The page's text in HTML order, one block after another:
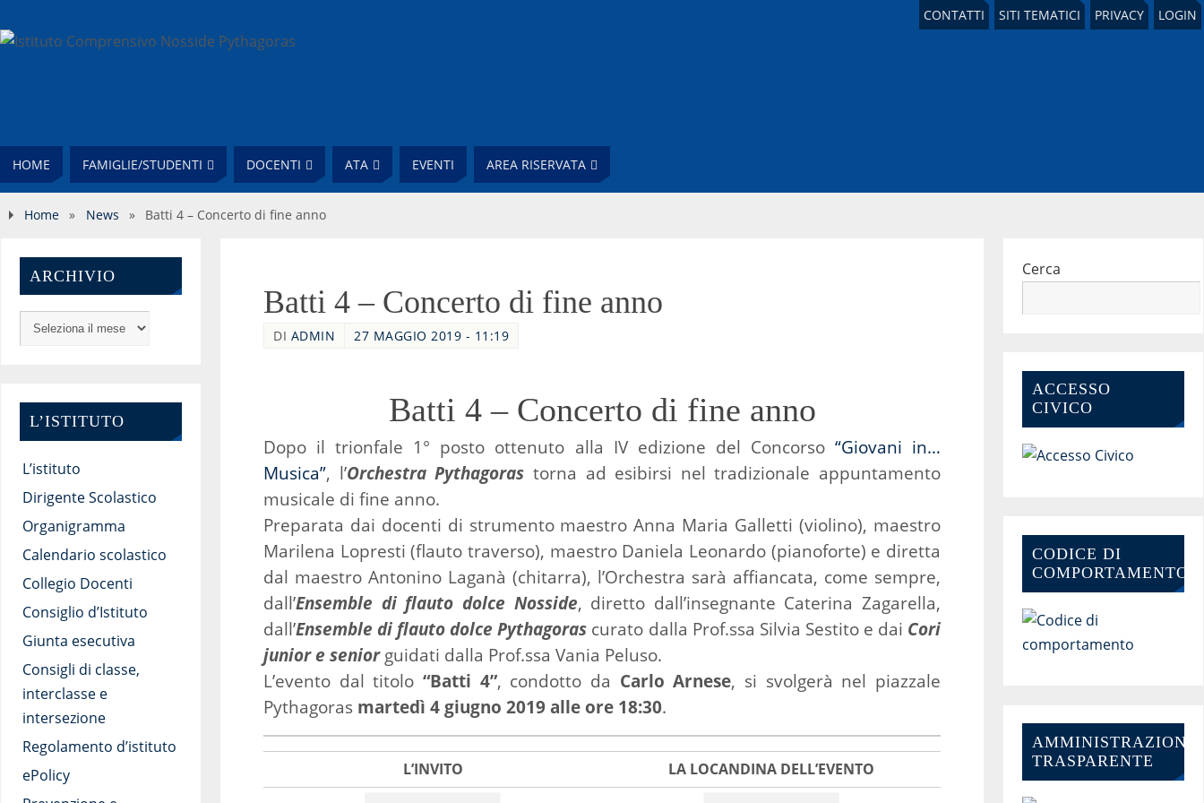
CONTATTI SITI TEMATICI PRIVACY LOGIN
HOME FAMIGLIE/STUDENTI DOCENTI ATA EVENTI AREA RISERVATA
Home » News » Batti 4 – Concerto di fine anno
Batti 4 – Concerto di fine anno
DI ADMIN 27 MAGGIO 2019 - 11:19
Batti 4 – Concerto di fine anno
Dopo il trionfale 1° posto ottenuto alla IV edizione del Concorso “Giovani in…
Musica”, l’Orchestra Pythagoras torna ad esibirsi nel tradizionale appuntamento
musicale di fine anno.
Preparata dai docenti di strumento maestro Anna Maria Galletti (violino), maestro
Marilena Lopresti (flauto traverso), maestro Daniela Leonardo (pianoforte) e diretta
dal maestro Antonino Laganà (chitarra), l’Orchestra sarà affiancata, come sempre,
dall’Ensemble di flauto dolce Nosside, diretto dall’insegnante Caterina Zagarella,
dall’Ensemble di flauto dolce Pythagoras curato dalla Prof.ssa Silvia Sestito e dai Cori
junior e seniorguidati dalla Prof.ssa Vania Peluso.
L’evento dal titolo “Batti 4”, condotto da Carlo Arnese, si svolgerà nel piazzale
Pythagoras martedì 4 giugno 2019 alle ore 18:30.
L’INVITO LA LOCANDINA DELL’EVENTO
ARCHIVIO
L’ISTITUTO
L’istituto
Dirigente Scolastico
Organigramma
Calendario scolastico
Collegio Docenti
Consiglio d’Istituto
Giunta esecutiva
Consigli di classe,
interclasse e
intersezione
Regolamento d’istituto
ePolicy
Cerca
ACCESSO
CIVICO
CODICE DI
COMPORTAMENTO
AMMINISTRAZIONE-
TRASPARENTE